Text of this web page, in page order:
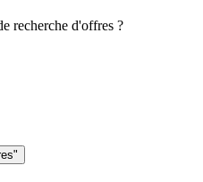
recherche d'offres ?